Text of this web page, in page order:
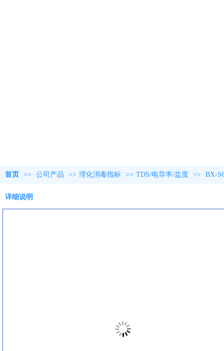
首页 >> 公司产品 >> 理化消毒指标 >> TDS/电导率/盐度 >> BX-
详细说明